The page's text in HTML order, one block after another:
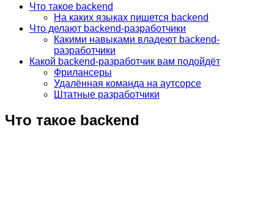
Что такое backend
На каких языках пишется backend
Что делают backend-разработчики
Какими навыками владеют backend-
разработчики
Какой backend-разработчик вам подойдёт
Фрилансеры
Удалённая команда на аутсорсе
Штатные разработчики
Что такое backend